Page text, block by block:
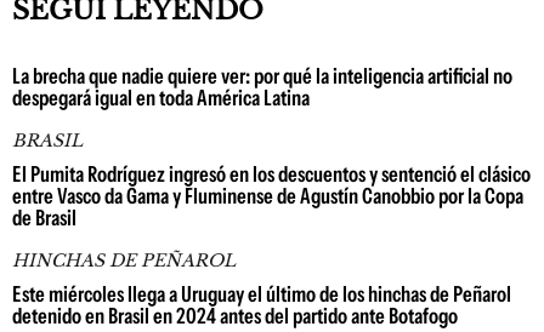
SEGUÍ LEYENDO
La brecha que nadie quiere ver: por qué la inteligencia artificial no
despegará igual en toda América Latina
BRASIL
El Pumita Rodríguez ingresó en los descuentos y sentenció el clásico
entre Vasco da Gama y Fluminense de Agustín Canobbio por la Copa
de Brasil
HINCHAS DE PEÑAROL
Este miércoles llega a Uruguay el último de los hinchas de Peñarol
detenido en Brasil en 2024 antes del partido ante Botafogo